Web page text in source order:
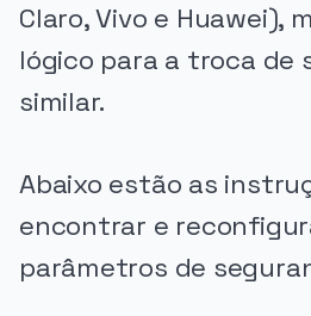
Claro, Vivo e Huawei),
lógico para a troca de
similar.
Abaixo estão as
encontrar e
parâmetros de